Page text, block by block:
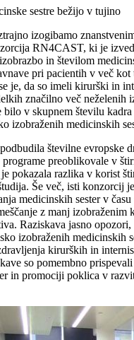
sestre bežijo v tujino
izogibamo
RN4CAST, ki je
in številom
pri pacientih v več kot
je, da so imeli kirurški in
značilno več neželenih
bilo v skupnem številu
izobraženih medicinskih
številne evropske
preoblikovale v
pokazala razlika v korist
Še več, isti konzorcij
medicinskih sester v
z manj izobraženim
Raziskava jasno opozori,
izobraženih medicinskih
kirurških in
so pomembno
in promociji poklica v